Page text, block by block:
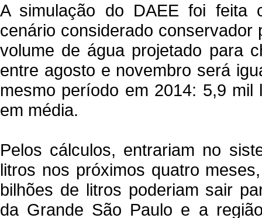
A simulação do DAEE foi feita
cenário considerado conservador
volume de água projetado para
entre agosto e novembro será
mesmo período em 2014: 5,9 mil
em média.
Pelos cálculos, entrariam no
litros nos próximos quatro
bilhões de litros poderiam sair
da Grande São Paulo e a